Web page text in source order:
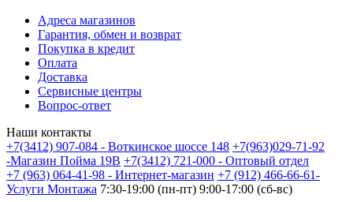
Адреса магазинов
Гарантия, обмен и возврат
Покупка в кредит
Оплата
Доставка
Сервисные центры
Вопрос-ответ
Наши контакты
+7(3412) 907-084 - Воткинское шоссе 148 +7(963)029-71-92
-Магазин Пойма 19В +7(3412) 721-000 - Оптовый отдел
+7 (963) 064-41-98 - Интернет-магазин +7 (912) 466-66-61-
Услуги Монтажа 7:30-19:00 (пн-пт) 9:00-17:00 (сб-вс)